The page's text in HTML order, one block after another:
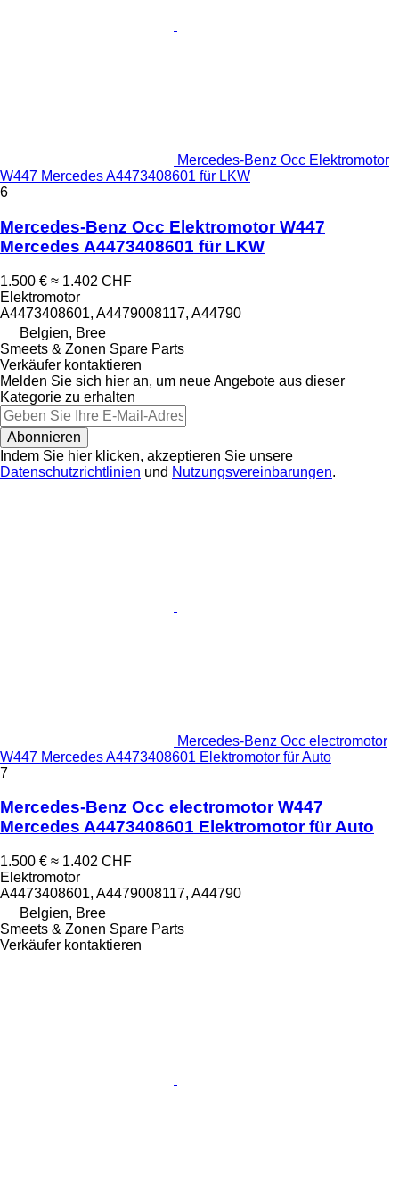
Mercedes-Benz Occ Elektromotor
W447 Mercedes A4473408601 für LKW
6
Mercedes-Benz Occ Elektromotor W447
Mercedes A4473408601 für LKW
1.500 € ≈ 1.402 CHF
Elektromotor
A4473408601, A4479008117, A44790
Belgien, Bree
Smeets & Zonen Spare Parts
Verkäufer kontaktieren
Melden Sie sich hier an, um neue Angebote aus dieser
Kategorie zu erhalten
Abonnieren
Indem Sie hier klicken, akzeptieren Sie unsere
Datenschutzrichtlinien und Nutzungsvereinbarungen.
Mercedes-Benz Occ electromotor
W447 Mercedes A4473408601 Elektromotor für Auto
7
Mercedes-Benz Occ electromotor W447
Mercedes A4473408601 Elektromotor für Auto
1.500 € ≈ 1.402 CHF
Elektromotor
A4473408601, A4479008117, A44790
Belgien, Bree
Smeets & Zonen Spare Parts
Verkäufer kontaktieren